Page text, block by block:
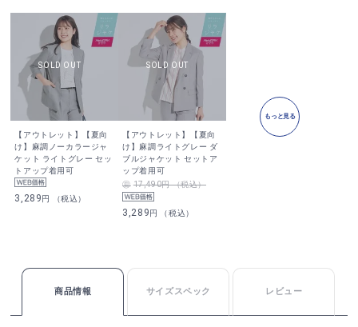
【アウトレット】【夏向
け】麻調ノーカラージャ
ケット ライトグレー セッ
トアップ着用可
3,289円 （税込）
【アウトレット】【夏向
け】麻調ライトグレー ダ
ブルジャケット セットア
ップ着用可
17,490円 （税込）
3,289円 （税込）
もっと見る
商品情報 サイズスペック レビュー